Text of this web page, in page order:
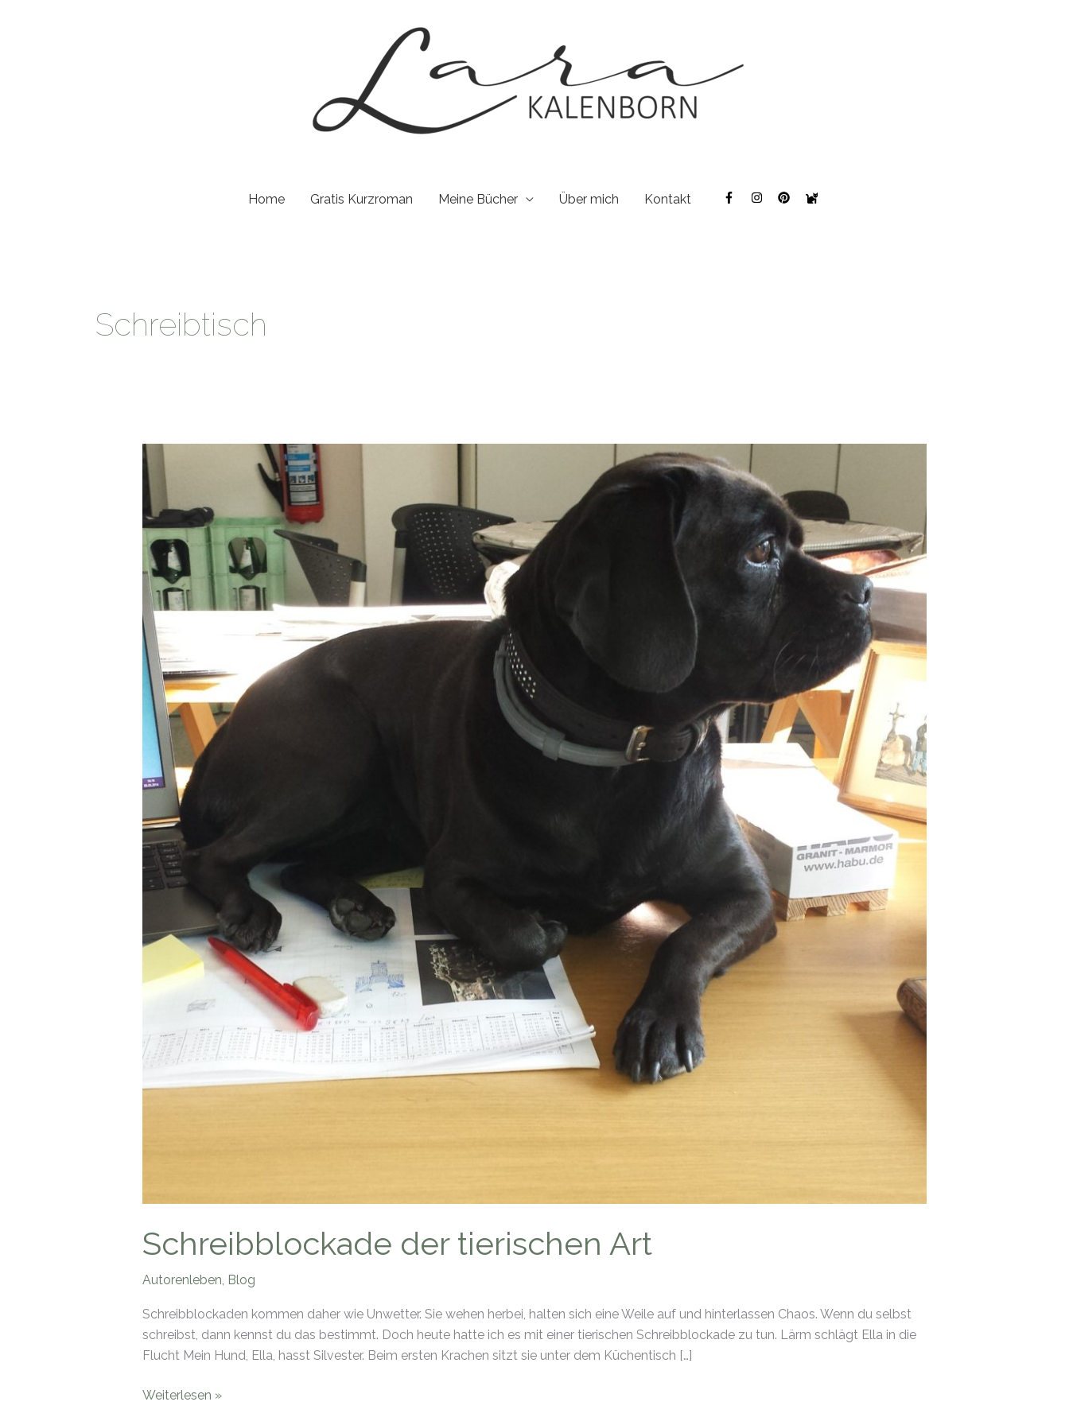
Home Gratis Kurzroman Meine Bücher Über mich Kontakt
Schreibtisch
Schreibblockade der tierischen Art
Autorenleben, Blog
Schreibblockaden kommen daher wie Unwetter. Sie wehen herbei, halten sich eine Weile auf und hinterlassen Chaos. Wenn du selbst
schreibst, dann kennst du das bestimmt. Doch heute hatte ich es mit einer tierischen Schreibblockade zu tun. Lärm schlägt Ella in die
Flucht Mein Hund, Ella, hasst Silvester. Beim ersten Krachen sitzt sie unter dem Küchentisch […]
Schreibblockade
Weiterlesen »